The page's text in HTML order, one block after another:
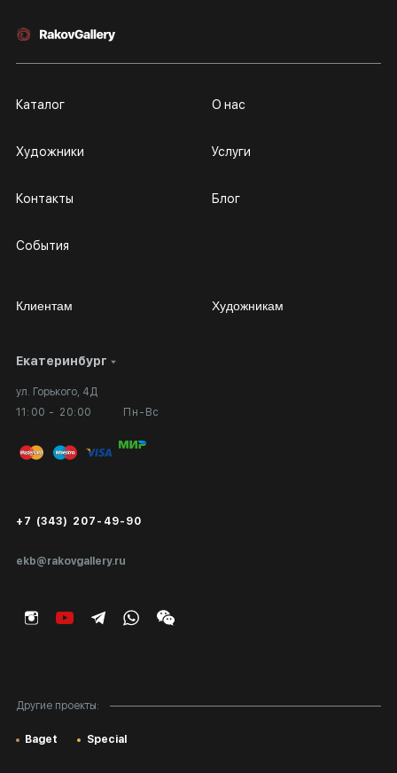
Екатеринбург
ул. Горького, 4Д
11:00 - 20:00
Пн-Вс
ekb@rakovgallery.ru
+7 (343) 207-49-90
Каталог
Художники
Контакты
События
О нас
Услуги
Блог
Другие проекты:
Baget Special
Клиентам
Личный кабинет
Вопросы и ответы
Публичная оферта
Экспертиза/Вывоз за границу
Подарочные сертификаты
Художникам
Сотрудничество
Выставка в галерее